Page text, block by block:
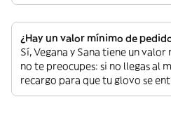
¿Hay un valor mínimo de
Sí, Vegana y Sana tiene un
no te preocupes: si no llegas al
recargo para que tu glovo se